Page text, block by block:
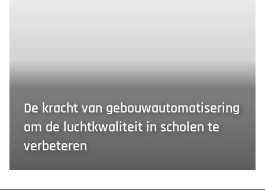
De kracht van gebouwautomatisering
om de luchtkwaliteit in scholen te
verbeteren